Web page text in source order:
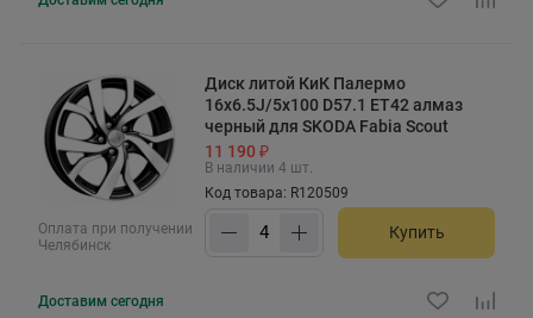
Оплата при получении
Челябинск
Диск литой КиК Палермо
16x6.5J/5x100 D57.1 ET42 алмаз
черный для SKODA Fabia Scout
11 190 ₽
В наличии 4 шт.
Код товара: R120509
Купить
Доставим сегодня